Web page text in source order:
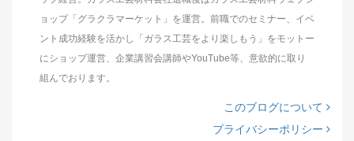
ョップ「グラクラマーケット」を運営。前職でのセミナー、イベ
ント成功経験を活かし「ガラス工芸をより楽しもう」をモットー
にショップ運営、企業講習会講師やYouTube等、意欲的に取り
組んでおります。
このブログについて
プライバシーポリシー